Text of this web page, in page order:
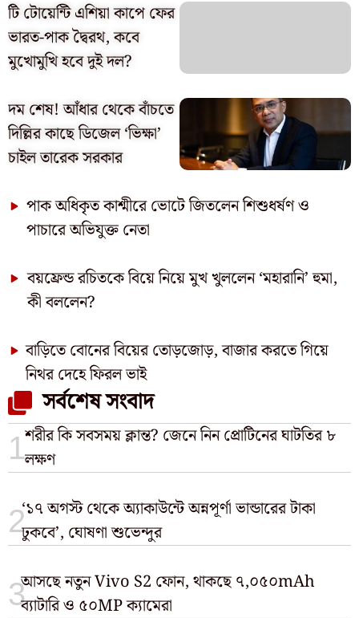
টি টোয়েন্টি এশিয়া কাপে ফের
ভারত-পাক দ্বৈরথ, কবে
মুখোমুখি হবে দুই দল?
দম শেষ! আঁধার থেকে বাঁচতে
দিল্লির কাছে ডিজেল ‘ভিক্ষা’
চাইল তারেক সরকার
পাক অধিকৃত কাশ্মীরে ভোটে জিতলেন শিশুধর্ষণ ও
পাচারে অভিযুক্ত নেতা
বয়ফ্রেন্ড রচিতকে বিয়ে নিয়ে মুখ খুললেন ‘মহারানি’ হুমা,
কী বললেন?
বাড়িতে বোনের বিয়ের তোড়জোড়, বাজার করতে গিয়ে
নিথর দেহে ফিরল ভাই
সর্বশেষ সংবাদ
শরীর কি সবসময় ক্লান্ত? জেনে নিন প্রোটিনের ঘাটতির ৮
লক্ষণ
‘১৭ অগস্ট থেকে অ্যাকাউন্টে অন্নপূর্ণা ভান্ডারের টাকা
ঢুকবে’, ঘোষণা শুভেন্দুর
আসছে নতুন Vivo S2 ফোন, থাকছে ৭,০৫০mAh
ব্যাটারি ও ৫০MP ক্যামেরা